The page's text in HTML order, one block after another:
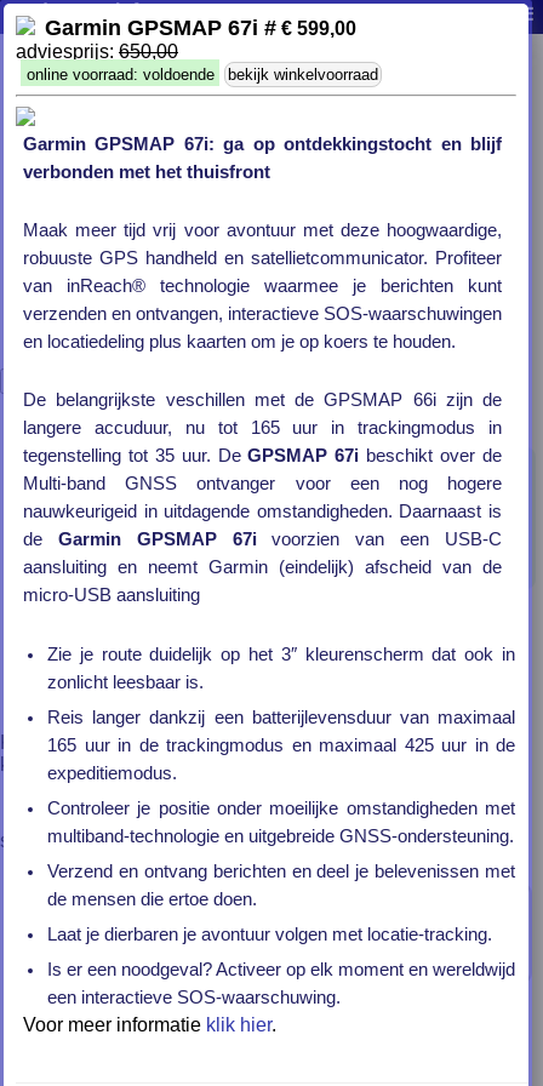
WayPoint Cookievoorkeuren
Wij maken gebruik van "cookies" om onze website te laten
functioneren en steeds beter te laten werken. Naast de
functionele cookies die nodig zijn voor het functioneren van
de website, maken we ook gebruik van analytische cookies.
Deze analytische cookies geven ons de mogelijkheid om de
website steeds een stukje beter te maken en jou als klant
beter van dienst te kunnen zijn. Ook plaatsen wij cookies
gedrag kunnen volgen en persoonlijke informatie kunnen
tonen. Leeshier meer over ons cookiebeleid. Als je zo
website, klik hieronder dan op 'Alles accepteren'. Wil je je
cookie instellingen op onze website wijzigen, klik dan op
'Voorkeuren wijzigen'.
producten| info contact
GPS-toestellen
Outdoor toestellen
GPSMAP 67-serie
algemene voorwaarden
privacybeleid
garantie en retour
klachten
Klik op één van de artikelen hieronder voor meer informatie, u
kunt het artikel dan ook aan uw winkelwagen toevoegen.
sorteer op
Garmin GPSMAP 67i #
artnr 010-02812-01
€599,-
adviesprijs: 650,-
Garmin GPSMAP 67i # € 599,00
adviesprijs: 650,00
online voorraad: voldoende bekijk winkelvoorraad
Garmin GPSMAP 67i: ga op ontdekkingstocht en blijf
verbonden met het thuisfront
Maak meer tijd vrij voor avontuur met deze hoogwaardige,
robuuste GPS handheld en satellietcommunicator. Profiteer
van inReach® technologie waarmee je berichten kunt
verzenden en ontvangen, interactieve SOS-waarschuwingen
en locatiedeling plus kaarten om je op koers te houden.
De belangrijkste veschillen met de GPSMAP 66i zijn de
langere accuduur, nu tot 165 uur in trackingmodus in
tegenstelling tot 35 uur. DeGPSMAP 67i beschikt over de
Multi-band GNSS ontvanger voor een nog hogere
nauwkeurigeid in uitdagende omstandigheden. Daarnaast is
de Garmin GPSMAP 67i
voorzien van een USB-C
aansluiting en neemt Garmin (eindelijk) afscheid van de
micro-USB aansluiting
Zie je route duidelijk op het 3″ kleurenscherm dat ook in
zonlicht leesbaar is.
Reis langer dankzij een batterijlevensduur van maximaal
165 uur in de trackingmodus en maximaal 425 uur in de
expeditiemodus.
Controleer je positie onder moeilijke omstandigheden met
multiband-technologie en uitgebreide GNSS-ondersteuning.
Verzend en ontvang berichten en deel je belevenissen met
de mensen die ertoe doen.
Laat je dierbaren je avontuur volgen met locatie-tracking.
Is er een noodgeval? Activeer op elk moment en wereldwijd
een interactieve SOS-waarschuwing.
Voor meer informatie klik hier.